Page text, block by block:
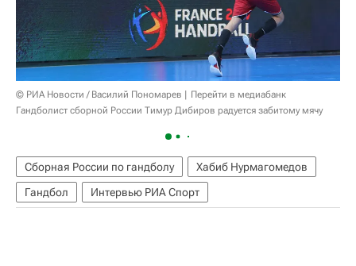
© РИА Новости / Василий Пономарев
Перейти в медиабанк
Гандболист сборной России Тимур Дибиров радуется забитому мячу
Сборная России по гандболу
Хабиб Нурмагомедов
Гандбол
Интервью РИА Спорт